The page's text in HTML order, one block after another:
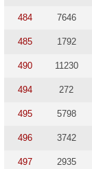
484 7646
485 1792
490 11230
494 272
495 5798
496 3742
497 2935